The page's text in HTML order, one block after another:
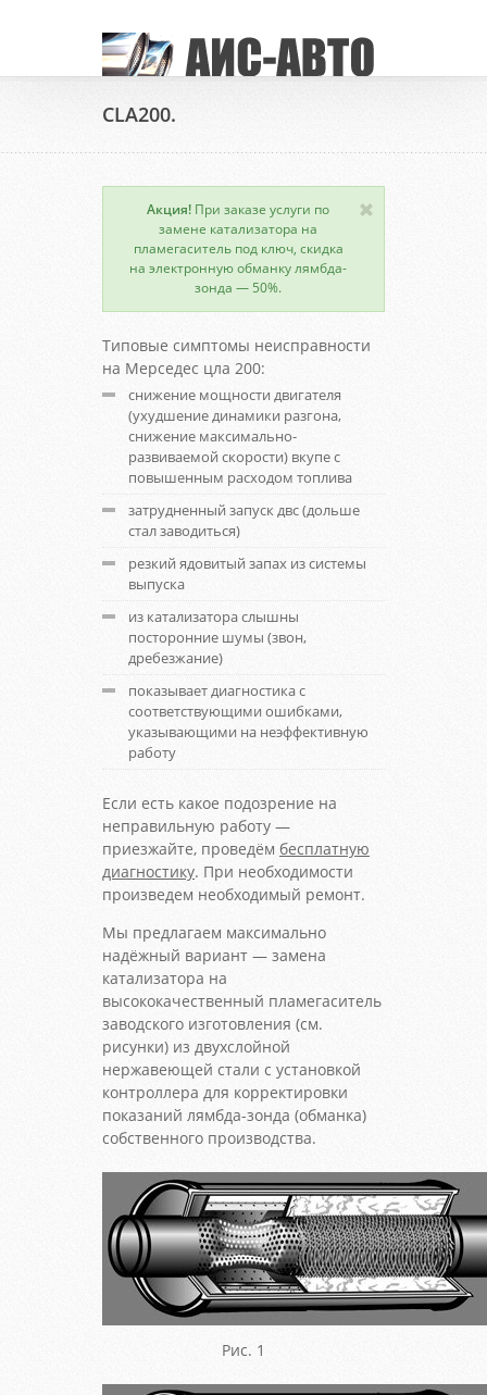
CLA200.
Акция! При заказе услуги по
замене катализатора на
пламегаситель под ключ, скидка
на электронную обманку лямбда-
зонда — 50%.
Типовые симптомы неисправности
на Мерседес цла 200:
снижение мощности двигателя
(ухудшение динамики разгона,
снижение максимально-
развиваемой скорости) вкупе с
повышенным расходом топлива
затрудненный запуск двс (дольше
стал заводиться)
резкий ядовитый запах из системы
выпуска
из катализатора слышны
посторонние шумы (звон,
дребезжание)
показывает диагностика с
соответствующими ошибками,
указывающими на неэффективную
работу
Если есть какое подозрение на
неправильную работу —
приезжайте, проведём бесплатную
диагностику. При необходимости
произведем необходимый ремонт.
Мы предлагаем максимально
надёжный вариант — замена
катализатора на
высококачественный пламегаситель
заводского изготовления (см.
рисунки) из двухслойной
нержавеющей стали с установкой
контроллера для корректировки
показаний лямбда-зонда (обманка)
собственного производства.
Рис. 1